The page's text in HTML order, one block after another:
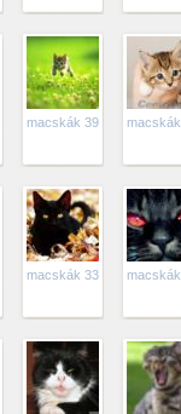
macskák 39
macskák 33